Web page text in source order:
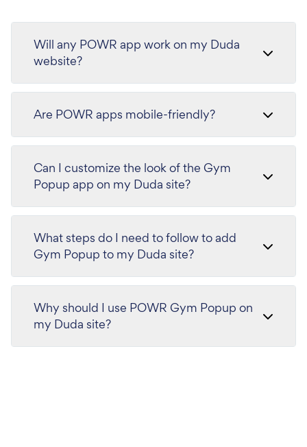
Will any POWR app work on my Duda
website?
Are POWR apps mobile-friendly?
Can I customize the look of the Gym
Popup app on my Duda site?
What steps do I need to follow to add
Gym Popup to my Duda site?
Why should I use POWR Gym Popup on
my Duda site?